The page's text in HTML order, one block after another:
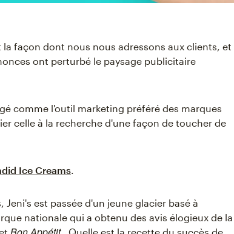
façon dont nous nous adressons aux clients, et
ont perturbé le paysage publicitaire
comme l'outil marketing préféré des marques
celle à la recherche d'une façon de toucher de
Ice Creams.
Jeni's est passée d'un jeune glacier basé à
nationale qui a obtenu des avis élogieux de la